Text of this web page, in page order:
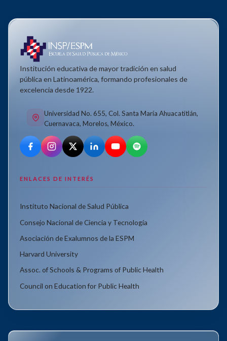
Institución educativa de mayor tradición en salud
pública en Latinoamérica, formando profesionales de
excelencia desde 1922.
Universidad No. 655, Col. Santa María Ahuacatitlán,
Cuernavaca, Morelos, México.
ENLACES DE INTERÉS
Instituto Nacional de Salud Pública
Consejo Nacional de Ciencia y Tecnología
Asociación de Exalumnos de la ESPM
Harvard University
Assoc. of Schools & Programs of Public Health
Council on Education for Public Health